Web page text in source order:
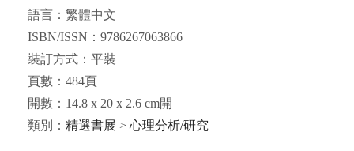
語言：繁體中文
ISBN/ISSN：9786267063866
裝訂方式：平裝
頁數：484頁
開數：14.8 x 20 x 2.6 cm開
類別： 精選書展 > 心理分析/研究